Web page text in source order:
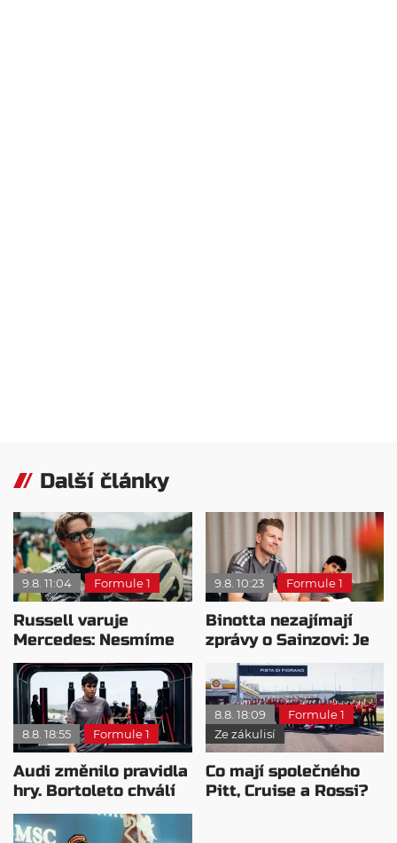
Další články
9.8. 11:04 Formule 1
Russell varuje
Mercedes: Nesmíme
usnout na vavřínech
9.8. 10:23 Formule 1
Binotta nezajímají
zprávy o Sainzovi: Je
to důkaz, že Audi
roste
8.8. 18:55 Formule 1
Audi změnilo pravidla
hry. Bortoleto chválí
nový tým i jeho
mentalitu
8.8. 18:09
Formule 1
Ze zákulisí
Co mají společného
Pitt, Cruise a Rossi?